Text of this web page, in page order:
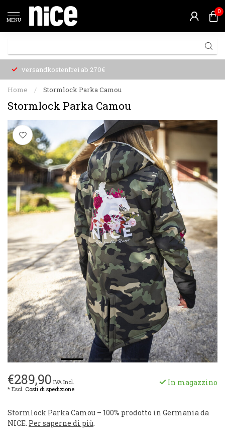
MENU
0
versandkostenfrei ab 270€
Home / Stormlock Parka Camou
Stormlock Parka Camou
€289,90 IVA Incl.
* Escl. Costi di spedizione
In magazzino
Stormlock Parka Camou – 100% prodotto in Germania da
NICE. Per saperne di più.